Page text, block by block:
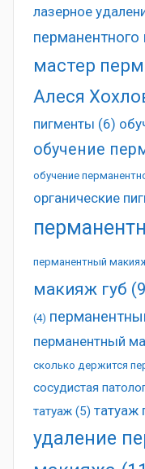
лазерное
мастер
Алеся
пигменты (6)
обучение
обучение
органические
перманентный
макияж губ
(4)
перманентный
сколько держится
сосудистая
татуаж (5) татуаж
удаление